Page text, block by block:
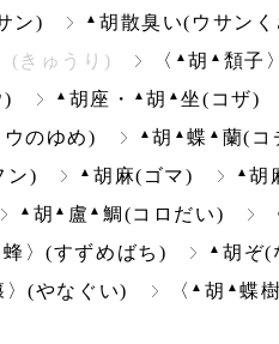
ン) ▲ 胡散臭い(ウサン
(きゅうり) 〈 ▲胡 ▲ 頽子
) ▲ 胡座・ ▲胡 ▲ 坐(コザ)
のゆめ) ▲胡 ▲蝶 ▲ 蘭(コ
ン) ▲ 胡麻(ゴマ) ▲胡
▲ 胡 ▲ 盧 ▲鯛(コロだい)
蜂〉(すずめばち) ▲胡ぞ(
〉(やなぐい) 〈 ▲胡 ▲蝶